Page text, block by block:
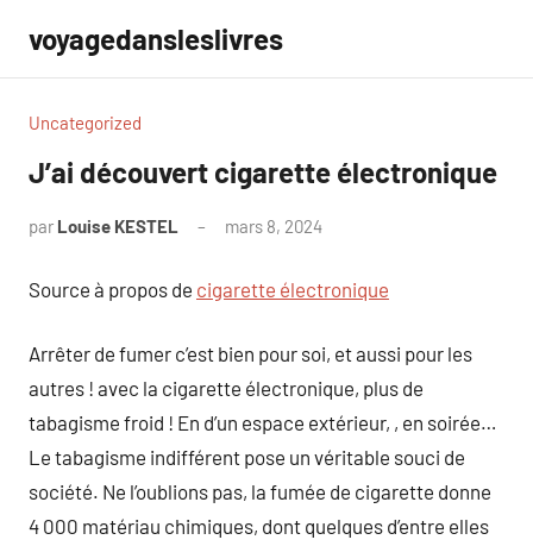
contenu
voyagedansleslivres
Uncategorized
J’ai découvert cigarette électronique
par Louise KESTEL mars 8, 2024
Source à propos de cigarette électronique
Arrêter de fumer c’est bien pour soi, et aussi pour les
autres ! avec la cigarette électronique, plus de
tabagisme froid ! En d’un espace extérieur, , en soirée…
Le tabagisme indifférent pose un véritable souci de
société. Ne l’oublions pas, la fumée de cigarette donne
4 000 matériau chimiques, dont quelques d’entre elles